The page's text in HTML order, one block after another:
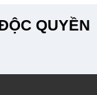
QUYỀN